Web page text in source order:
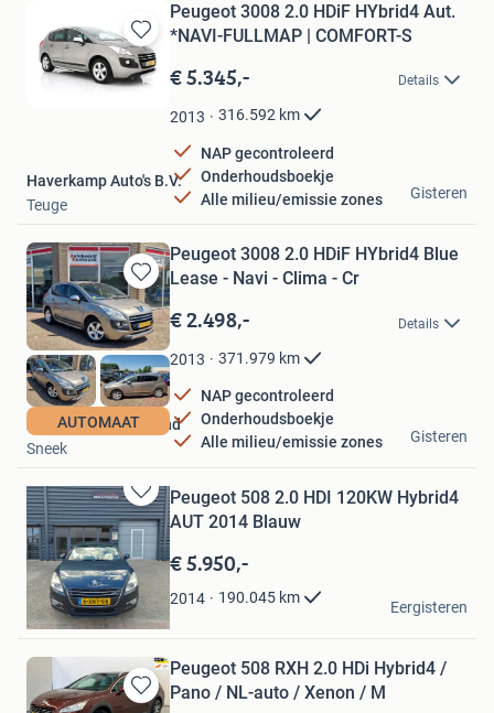
Bewaren
in
Mijn
Favorieten
Peugeot 3008 2.0 HDiF HYbrid4 Aut.
*NAVI-FULLMAP | COMFORT-S
€ 5.345,- Details
2013 316.592 km
NAP gecontroleerd
Onderhoudsboekje
Alle milieu/emissie zones
Haverkamp Auto's B.V.
Teuge
Gisteren
Bewaren
in
Mijn
Favorieten
AUTOMAAT
Peugeot 3008 2.0 HDiF HYbrid4 Blue
Lease - Navi - Clima - Cr
€ 2.498,- Details
2013 371.979 km
NAP gecontroleerd
Onderhoudsboekje
Alle milieu/emissie zones
Autobedrijf Kaatsland
Sneek
Gisteren
Bewaren
in
Mijn
Favorieten
Peugeot 508 2.0 HDI 120KW Hybrid4
AUT 2014 Blauw
€ 5.950,-
2014 190.045 km
Brim Automotive
Andijk
Eergisteren
Bewaren
Peugeot 508 RXH 2.0 HDi Hybrid4 /
Pano / NL-auto / Xenon / M